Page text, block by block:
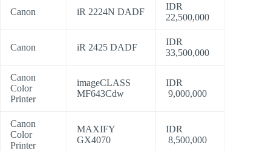
Canon iR 2224N DADF
IDR
22,500,000
Canon iR 2425 DADF
IDR
33,500,000
Canon
Color
Printer
imageCLASS
MF643Cdw
IDR
9,000,000
Canon
Color
Printer
MAXIFY
GX4070
IDR
8,500,000